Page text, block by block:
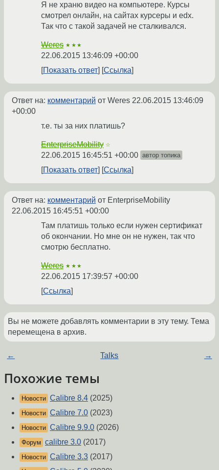
Я не храню видео на компьютере. Курсы
смотрел онлайн, на сайтах курсеры и edx.
Так что с такой задачей не сталкивался.
Weres ★★★
22.06.2015 13:46:09 +00:00
Показать ответ
Ссылка
Ответ на: комментарий от Weres 22.06.2015 13:46:09
+00:00
т.е. ты за них платишь?
EnterpriseMobility ☆
22.06.2015 16:45:51 +00:00 автор топика
Показать ответ Ссылка
Ответ на: комментарий от EnterpriseMobility
22.06.2015 16:45:51 +00:00
Там платишь только если нужен сертификат
об окончании. Но мне он не нужен, так что
смотрю бесплатно.
Weres ★★★
22.06.2015 17:39:57 +00:00
Ссылка
Вы не можете добавлять комментарии в эту тему. Тема
перемещена в архив.
← Talks →
Похожие темы
Новости Calibre 8.4 (2025)
Новости Calibre 7.0 (2023)
Новости Calibre 9.9.0 (2026)
Форум calibre 3.0 (2017)
Новости Calibre 3.3 (2017)